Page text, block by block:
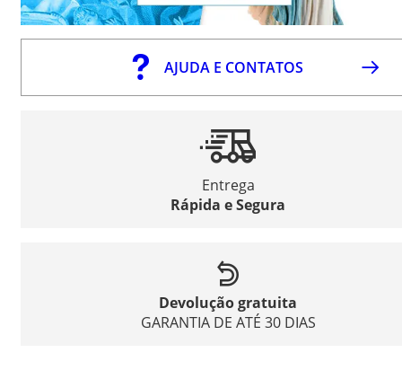
AJUDA E CONTATOS
Entrega
Rápida e Segura
Devolução gratuita
GARANTIA DE ATÉ 30 DIAS